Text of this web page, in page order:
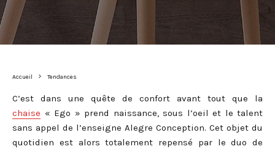
Accueil Tendances
C’est dans une quête de confort avant tout que la
chaise « Ego » prend naissance, sous l’oeil et le talent
sans appel de l’enseigne Alegre Conception. Cet objet du
quotidien est alors totalement repensé par le duo de